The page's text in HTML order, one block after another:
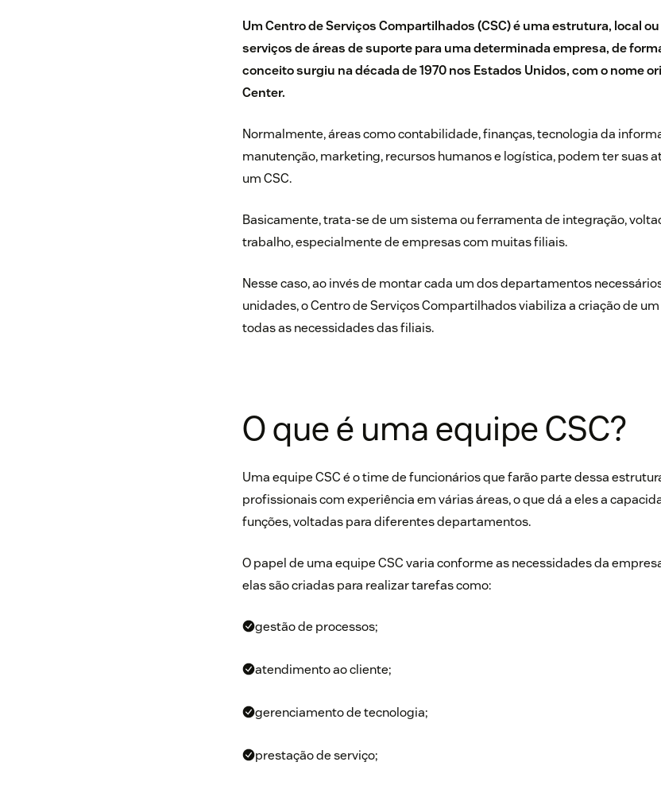
Um Centro de Serviços Compartilhados (CSC) é uma estrutura, local
serviços de áreas de suporte para uma determinada empresa, de
conceito surgiu na década de 1970 nos Estados Unidos, com o nome
Center.
Normalmente, áreas como contabilidade, finanças, tecnologia da
manutenção, marketing, recursos humanos e logística, podem ter suas
um CSC.
Basicamente, trata-se de um sistema ou ferramenta de integração,
trabalho, especialmente de empresas com muitas filiais.
Nesse caso, ao invés de montar cada um dos departamentos
unidades, o Centro de Serviços Compartilhados viabiliza a criação de
todas as necessidades das filiais.
O que é uma equipe CSC?
Uma equipe CSC é o time de funcionários que farão parte dessa
profissionais com experiência em várias áreas, o que dá a eles a
funções, voltadas para diferentes departamentos.
O papel de uma equipe CSC varia conforme as necessidades da
elas são criadas para realizar tarefas como:
gestão de processos;
atendimento ao cliente;
gerenciamento de tecnologia;
prestação de serviço;